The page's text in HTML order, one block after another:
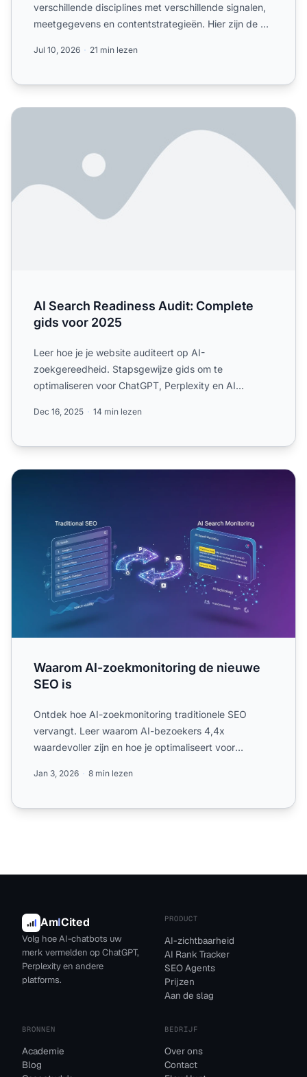
verschillende disciplines met verschillende signalen,
meetgegevens en contentstrategieën. Hier zijn de vijf
Jul 10, 2026 21 min lezen
AI Search Readiness Audit: Complete gids voor 2025
AI Search Readiness Audit: Complete
gids voor 2025
Leer hoe je je website auditeert op AI-
zoekgereedheid. Stapsgewijze gids om te
optimaliseren voor ChatGPT, Perplexity en AI
Dec 16, 2025 14 min lezen
Waarom AI-zoekmonitoring de nieuwe SEO is
Waarom AI-zoekmonitoring de nieuwe
SEO is
Ontdek hoe AI-zoekmonitoring traditionele SEO
vervangt. Leer waarom AI-bezoekers 4,4x
waardevoller zijn en hoe je optimaliseert voor
Jan 3, 2026 8 min lezen
AmICited
Volg hoe AI-chatbots uw
merk vermelden op ChatGPT,
Perplexity en andere
platforms.
PRODUCT
AI-zichtbaarheid
AI Rank Tracker
SEO Agents
Prijzen
Aan de slag
BRONNEN
Academie
Blog
BEDRIJF
Over ons
Contact